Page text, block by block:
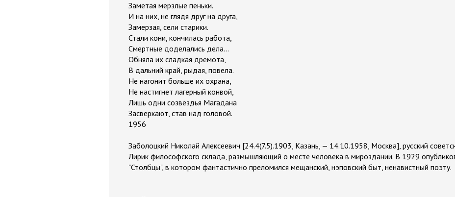
Заметая мерзлые пеньки.
И на них, не глядя друг на друга,
Замерзая, сели старики.
Стали кони, кончилась работа,
Смертные доделались дела...
Обняла их сладкая дремота,
В дальний край, рыдая, повела.
Не нагонит больше их охрана,
Не настигнет лагерный конвой,
Лишь одни созвездья Магадана
Засверкают, став над головой.
1956
Заболоцкий Николай Алексеевич [24.4(7.5).1903, Казань, — 14.10.1958, Москва], русский
Лирик философского склада, размышляющий о месте человека в мироздании. В 1929
"Столбцы", в котором фантастично преломился мещанский, нэповский быт, ненавистный поэту.